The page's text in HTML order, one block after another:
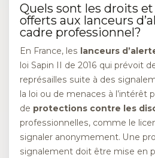
Quels sont les droits
offerts aux lanceurs
cadre professionnel?
En France, les lanceurs
loi Sapin II de 2016 qui prévoit
représailles suite à des
la loi ou de menaces à l’intérêt
de protections contre les
professionnelles, comme le
signaler anonymement. Une
signalement doit être mise en